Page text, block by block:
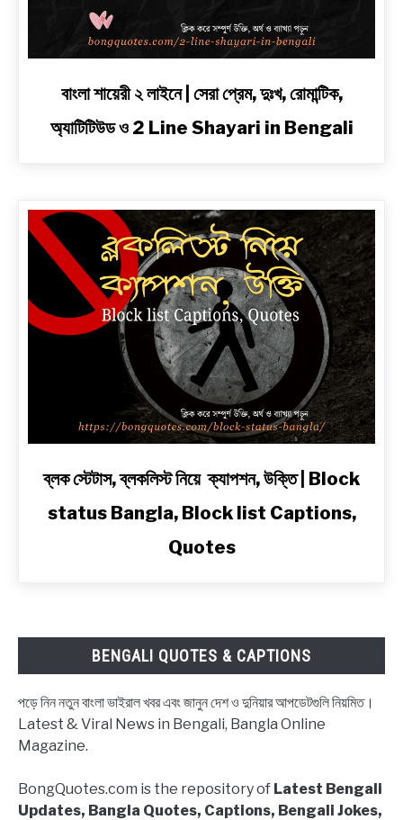
|
সেরা
প্রেম,
রোমান্টিক,
অ্যাটিটিউড
বাংলা শায়েরী ২ লাইনে | সেরা প্রেম, দুঃখ, রোমান্টিক,
অ্যাটিটিউড ও 2 Line Shayari in Bengali
link
Bangla,
Block
list
Quotes
ব্লক স্টেটাস, ব্লকলিস্ট নিয়ে ক্যাপশন, উক্তি | Block
status Bangla, Block list Captions,
Quotes
BENGALI QUOTES & CAPTIONS
পড়ে নিন নতুন বাংলা ভাইরাল খবর এবং জানুন দেশ ও দুনিয়ার আপডেটগুলি নিয়মিত।
Latest & Viral News in Bengali, Bangla Online
Magazine.
BongQuotes.com is the repository of Latest Bengali
Updates, Bangla Quotes, Captions, Bengali Jokes,